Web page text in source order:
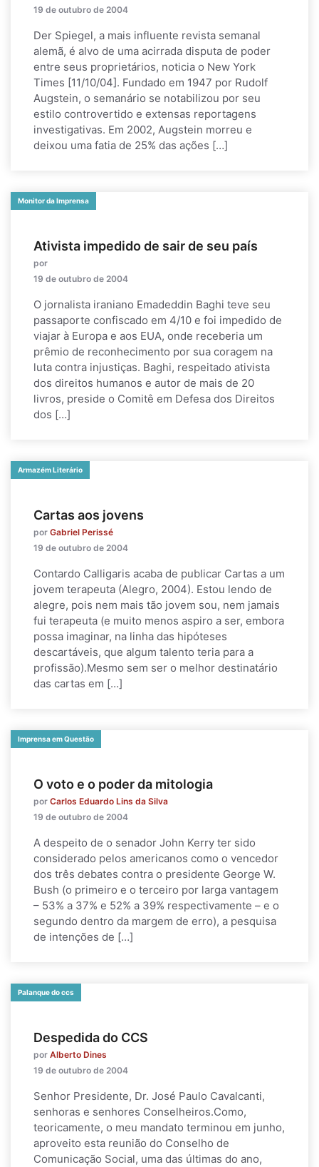
19 de outubro de 2004
Der Spiegel, a mais influente revista semanal
alemã, é alvo de uma acirrada disputa de poder
entre seus proprietários, noticia o New York
Times [11/10/04]. Fundado em 1947 por Rudolf
Augstein, o semanário se notabilizou por seu
estilo controvertido e extensas reportagens
investigativas. Em 2002, Augstein morreu e
deixou uma fatia de 25% das ações […]
Monitor da Imprensa
Ativista impedido de sair de seu país
por
19 de outubro de 2004
O jornalista iraniano Emadeddin Baghi teve seu
passaporte confiscado em 4/10 e foi impedido de
viajar à Europa e aos EUA, onde receberia um
prêmio de reconhecimento por sua coragem na
luta contra injustiças. Baghi, respeitado ativista
dos direitos humanos e autor de mais de 20
livros, preside o Comitê em Defesa dos Direitos
dos […]
Armazém Literário
Cartas aos jovens
por Gabriel Perissé
19 de outubro de 2004
Contardo Calligaris acaba de publicar Cartas a um
jovem terapeuta (Alegro, 2004). Estou lendo de
alegre, pois nem mais tão jovem sou, nem jamais
fui terapeuta (e muito menos aspiro a ser, embora
possa imaginar, na linha das hipóteses
descartáveis, que algum talento teria para a
profissão).Mesmo sem ser o melhor destinatário
das cartas em […]
Imprensa em Questão
O voto e o poder da mitologia
por Carlos Eduardo Lins da Silva
19 de outubro de 2004
A despeito de o senador John Kerry ter sido
considerado pelos americanos como o vencedor
dos três debates contra o presidente George W.
Bush (o primeiro e o terceiro por larga vantagem
– 53% a 37% e 52% a 39% respectivamente – e o
segundo dentro da margem de erro), a pesquisa
de intenções de […]
Palanque do ccs
Despedida do CCS
por Alberto Dines
19 de outubro de 2004
Senhor Presidente, Dr. José Paulo Cavalcanti,
senhoras e senhores Conselheiros.Como,
teoricamente, o meu mandato terminou em junho,
aproveito esta reunião do Conselho de
Comunicação Social, uma das últimas do ano,